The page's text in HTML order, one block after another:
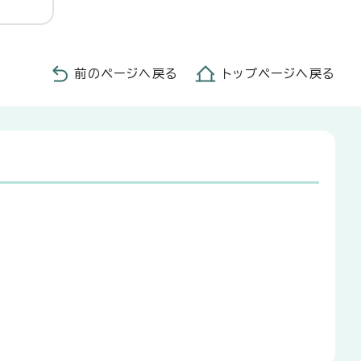
前のページへ戻る トップページへ戻る